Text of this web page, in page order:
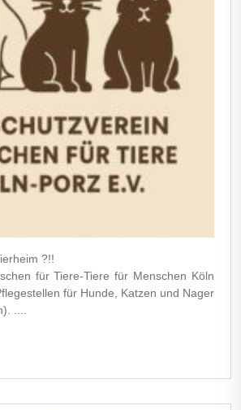
?!!
für Tiere-Tiere für Menschen Köln
für Hunde, Katzen und Nager
....